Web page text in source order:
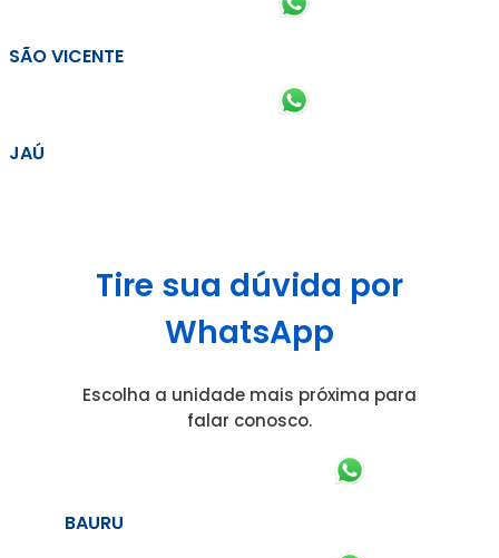
SÃO VICENTE
JAÚ
Tire sua dúvida por
WhatsApp
Escolha a unidade mais próxima para
falar conosco.
BAURU